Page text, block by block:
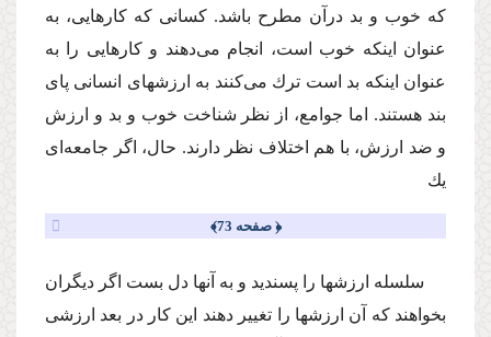
كه خوب و بد درآن مطرح باشد. كسانى كه كارهایى، به
عنوان اینكه خوب است، انجام‌ مى‌دهند و كارهایى را به
عنوان اینكه بد است ترك‌ مى‌كنند به ارزشهاى انسانى پاى
بند هستند. اما جوامع، از نظر شناخت خوب و بد و ارزش
و ضد ارزش، با هم اختلاف نظر دارند. حال، اگر جامعه‌اى
یك
﴿ صفحه 73﴾
سلسله ارزشها را پسندید و به آنها دل بست اگر دیگران
بخواهند كه آن ارزشها را تغییر دهند این كار در بعد ارزشى